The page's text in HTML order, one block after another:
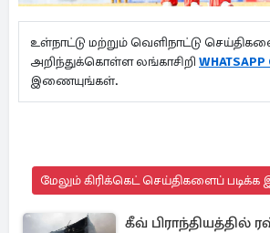
உள்நாட்டு மற்றும் வெளிநாட்டு
அறிந்துக்கொள்ள லங்காசிறி WHATSAPP
இணையுங்கள்.
மேலும் கிரிக்கெட் செய்திகளைப்
கீவ் பிராந்தியத்தில்